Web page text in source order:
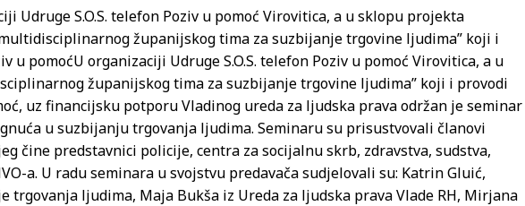
Udruge S.O.S. telefon Poziv u pomoć Virovitica, a u sklopu projekta
županijskog tima za suzbijanje trgovine ljudima” koji i
u pomoćU organizaciji Udruge S.O.S. telefon Poziv u pomoć Virovitica, a u
županijskog tima za suzbijanje trgovine ljudima” koji i provodi
uz financijsku potporu Vladinog ureda za ljudska prava održan je seminar
u suzbijanju trgovanja ljudima. Seminaru su prisustvovali članovi
čine predstavnici policije, centra za socijalnu skrb, zdravstva, sudstva,
a. U radu seminara u svojstvu predavača sudjelovali su: Katrin Gluić,
trgovanja ljudima, Maja Bukša iz Ureda za ljudska prava Vlade RH, Mirjana